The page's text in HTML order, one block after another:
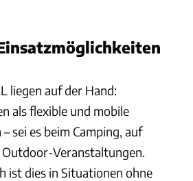
liegen auf der Hand:
als flexible und mobile
sei es beim Camping, auf
Outdoor-Veranstaltungen.
ist dies in Situationen ohne